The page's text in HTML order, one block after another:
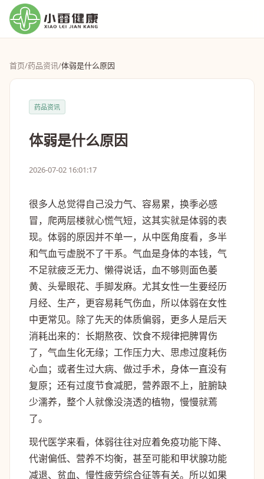
首页/药品资讯/体弱是什么原因
药品资讯
体弱是什么原因
2026-07-02 16:01:17
很多人总觉得自己没力气、容易累，换季必感
冒，爬两层楼就心慌气短，这其实就是体弱的表
现。体弱的原因并不单一，从中医角度看，多半
和气血亏虚脱不了干系。气血是身体的本钱，气
不足就疲乏无力、懒得说话，血不够则面色萎
黄、头晕眼花、手脚发麻。尤其女性一生要经历
月经、生产，更容易耗气伤血，所以体弱在女性
中更常见。除了先天的体质偏弱，更多人是后天
消耗出来的：长期熬夜、饮食不规律把脾胃伤
了，气血生化无缘；工作压力大、思虑过度耗伤
心血；或者生过大病、做过手术，身体一直没有
复原；还有过度节食减肥，营养跟不上，脏腑缺
少濡养，整个人就像没浇透的植物，慢慢就蔫
了。
现代医学来看，体弱往往对应着免疫功能下降、
代谢偏低、营养不均衡，甚至可能和甲状腺功能
减退、贫血、慢性疲劳综合征等有关。所以如果